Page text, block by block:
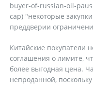
buyer-of-russian-oil-
cap) "некоторые
преддверии
Китайские покупатели
соглашения о лимите,
более выгодная цена.
непроданной,